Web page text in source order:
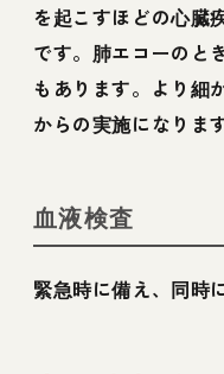
を起こすほどの心臓
です。肺エコーのと
もあります。より細
からの実施になります
血液検査
緊急時に備え、同時